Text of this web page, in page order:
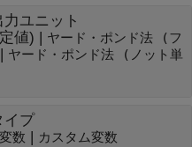
ユニット
値) |
ヤード・ポンド法 (フ
ヤード・ポンド法 (ノット単
イプ
数 カスタム変数